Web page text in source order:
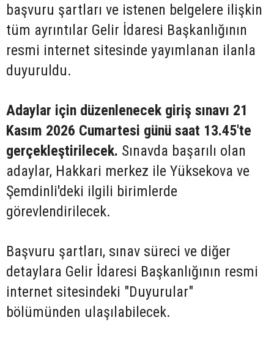
başvuru şartları ve istenen belgelere ilişkin
tüm ayrıntılar Gelir İdaresi Başkanlığının
resmi internet sitesinde yayımlanan ilanla
duyuruldu.
Adaylar için düzenlenecek giriş sınavı 21
Kasım 2026 Cumartesi günü saat 13.45'te
gerçekleştirilecek. Sınavda başarılı olan
adaylar, Hakkari merkez ile Yüksekova ve
Şemdinli'deki ilgili birimlerde
görevlendirilecek.
Başvuru şartları, sınav süreci ve diğer
detaylara Gelir İdaresi Başkanlığının resmi
internet sitesindeki "Duyurular"
bölümünden ulaşılabilecek.